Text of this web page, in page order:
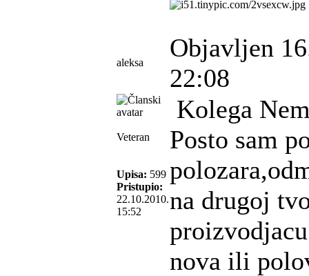
aleksa
Objavljen
22:08
Veteran
Upisa: 599
Pristupio:
22.10.2010.
15:52
Kolega
Posto sam
na drugoj
nova ili